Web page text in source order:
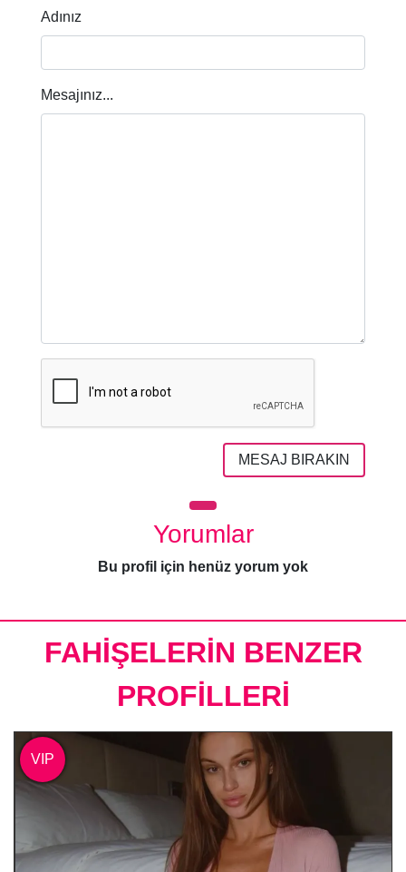
Adınız
Mesajınız...
MESAJ BIRAKIN
Yorumlar
Bu profil için henüz yorum yok
FAHİŞELERİN BENZER
PROFİLLERİ
VIP